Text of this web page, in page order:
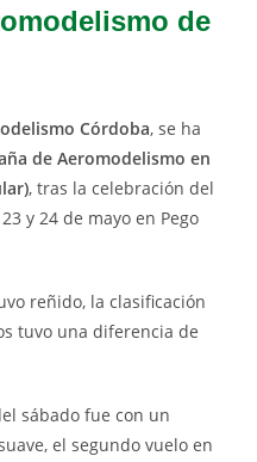
de
Córdoba, se ha
de Aeromodelismo en
, tras la celebración del
y 24 de mayo en Pego
reñido, la clasificación
tuvo una diferencia de
sábado fue con un
el segundo vuelo en